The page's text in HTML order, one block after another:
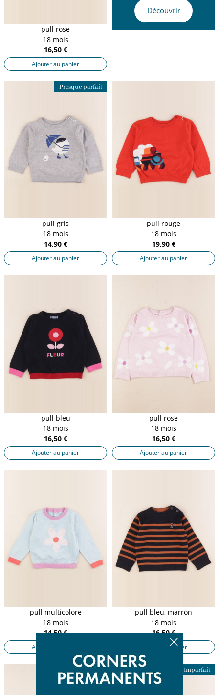
pull rose
18 mois
16,50 €
Ajouter au panier
Presque parfait
pull gris
18 mois
14,90 €
Ajouter au panier
pull rouge
18 mois
19,90 €
Ajouter au panier
pull bleu
18 mois
16,50 €
Ajouter au panier
pull rose
18 mois
16,50 €
Ajouter au panier
pull multicolore
18 mois
14,50 €
Ajouter au panier
pull bleu, marron
18 mois
16,50 €
Ajouter au panier
Presque parfait Imparfait
Découvrir